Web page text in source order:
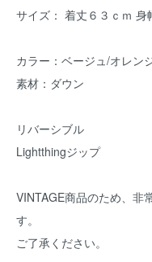
サイズ： 着丈６３ｃｍ 身
カラー：ベージュ/オレン
素材：ダウン
リバーシブル
Lightthingジップ
VINTAGE商品のため、非
す。
ご了承ください。